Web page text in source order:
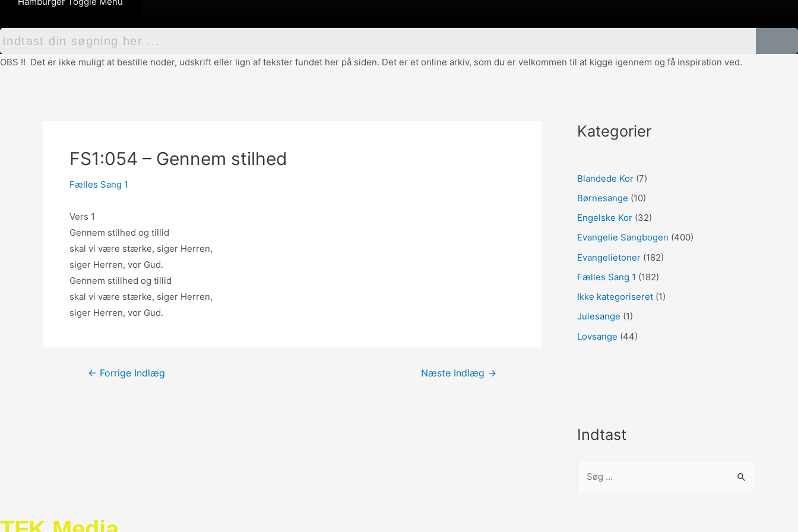
OBS !! Det er ikke muligt at bestille noder, udskrift eller lign af tekster fundet her på siden. Det er et online arkiv, som du er velkommen til at kigge igennem og få inspiration ved.
FS1:054 – Gennem stilhed
Fælles Sang 1
Vers 1
Gennem stilhed og tillid
skal vi være stærke, siger Herren,
siger Herren, vor Gud.
Gennem stillhed og tillid
skal vi være stærke, siger Herren,
siger Herren, vor Gud.
Indlægsnavigation
← Forrige Indlæg Næste Indlæg →
Kategorier
Blandede Kor (7)
Børnesange (10)
Engelske Kor (32)
Evangelie Sangbogen (400)
Evangelietoner (182)
Fælles Sang 1 (182)
Ikke kategoriseret (1)
Julesange (1)
Lovsange (44)
Indtast